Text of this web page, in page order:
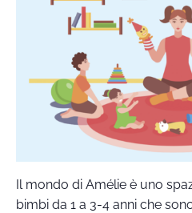
Il mondo di Amélie è uno
bimbi da 1 a 3-4 anni che